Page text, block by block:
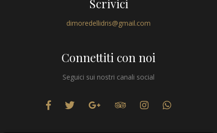
Scrivici
dimoredellidris@gmail.com
Connettiti con noi
Seguici sui nostri canali social